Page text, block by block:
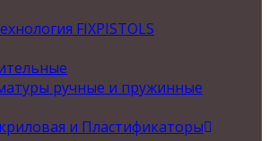
FIXPISTOLS
ручные и пружинные
и Пластификаторы